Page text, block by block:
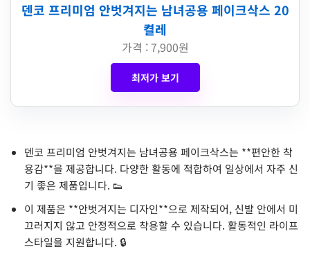
덴코 프리미엄 안벗겨지는 남녀공용 페이크삭스 20
켤레
가격 : 7,900원
최저가 보기
덴코 프리미엄 안벗겨지는 남녀공용 페이크삭스는 **편안한 착
용감**을 제공합니다. 다양한 활동에 적합하여 일상에서 자주 신
기 좋은 제품입니다. 👟
이 제품은 **안벗겨지는 디자인**으로 제작되어, 신발 안에서 미
끄러지지 않고 안정적으로 착용할 수 있습니다. 활동적인 라이프
스타일을 지원합니다. 🔒